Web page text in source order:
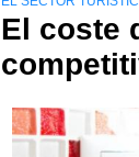
El coste